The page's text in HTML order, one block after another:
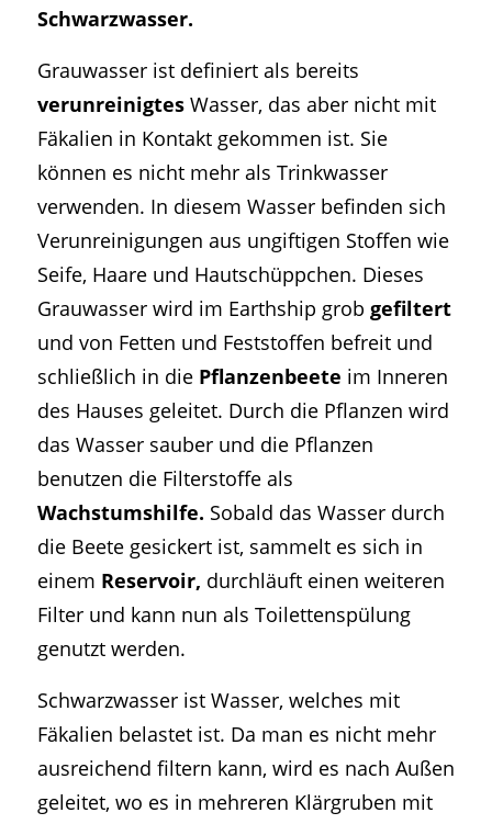
Schwarzwasser.
Grauwasser ist definiert als bereits
verunreinigtesWasser, das aber nicht mit
Fäkalien in Kontakt gekommen ist. Sie
können es nicht mehr als Trinkwasser
verwenden. In diesem Wasser befinden sich
Verunreinigungen aus ungiftigen Stoffen wie
Seife, Haare und Hautschüppchen. Dieses
Grauwasser wird im Earthship grob gefiltert
und von Fetten und Feststoffen befreit und
schließlich in die Pflanzenbeete im Inneren
des Hauses geleitet. Durch die Pflanzen wird
das Wasser sauber und die Pflanzen
benutzen die Filterstoffe als
Wachstumshilfe. Sobald das Wasser durch
die Beete gesickert ist, sammelt es sich in
einem Reservoir, durchläuft einen weiteren
Filter und kann nun als Toilettenspülung
genutzt werden.
Schwarzwasser ist Wasser, welches mit
Fäkalien belastet ist. Da man es nicht mehr
ausreichend filtern kann, wird es nach Außen
geleitet, wo es in mehreren Klärgruben mit